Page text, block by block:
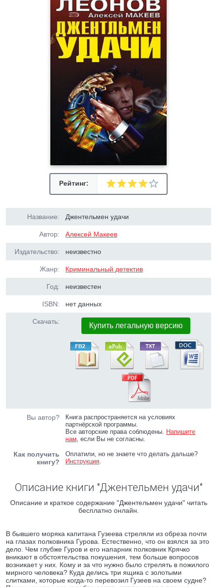
Рейтинг:
Название: Джентельмен удачи
Автор: Алексей Макеев
Издательство: неизвестно
Жанр: Криминальный детектив
Год: неизвестен
ISBN: нет данных
Скачать: Купить легальную версию
Вы автор?
Книга распространяется на условиях
партнёрской программы.
Все авторские права соблюдены. Напишите
нам, если Вы не согласны.
Как получить
книгу?
Оплатили, но не знаете что делать дальше?
Инструкция.
Описание книги "Джентельмен удачи"
Описание и краткое содержание "Джентельмен удачи" читать
бесплатно онлайн.
В бывшего моряка капитана Гузеева стреляли из обреза почти
на глазах полковника Гурова. Естественно, что он взялся за это
дело. Чем глубже Гуров и его напарник полковник Крячко
вникают в обстоятельства покушения, тем больше вопросов
возникает у них. Кому и за что нужно было стрелять в пожилого
мирного человека? Куда делись три ящика с золотыми
слитками, которые когда-то перевозил Гузеев на своем судне?